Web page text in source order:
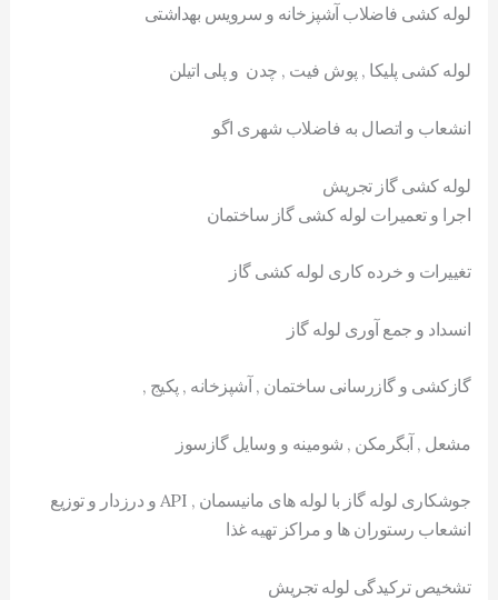
لوله کشی فاضلاب آشپزخانه و سرویس بهداشتی
لوله کشی پلیکا , پوش فیت , چدن و پلی اتیلن
انشعاب و اتصال به فاضلاب شهری اگو
لوله کشی گاز تجریش
اجرا و تعمیرات لوله کشی گاز ساختمان
تغییرات و خرده کاری لوله کشی گاز
انسداد و جمع آوری لوله گاز
گازکشی و گازرسانی ساختمان , آشپزخانه , پکیج ,
مشعل , آبگرمکن , شومینه و وسایل گازسوز
جوشکاری لوله گاز با لوله های مانیسمان , API و درزدار و توزیع
انشعاب رستوران ها و مراکز تهیه غذا
تشخیص ترکیدگی لوله تجریش